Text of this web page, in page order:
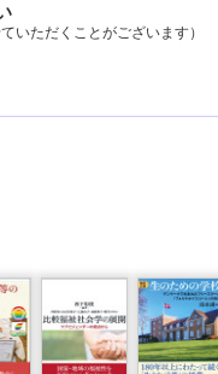
いただくことがございます）